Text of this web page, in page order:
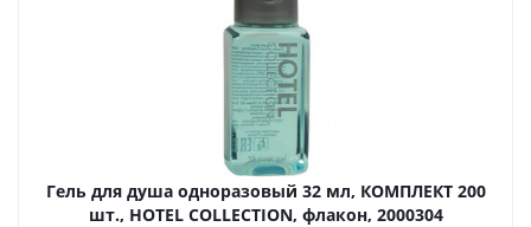
Гель для душа одноразовый 32 мл, КОМПЛЕКТ 200
шт., HOTEL COLLECTION, флакон, 2000304